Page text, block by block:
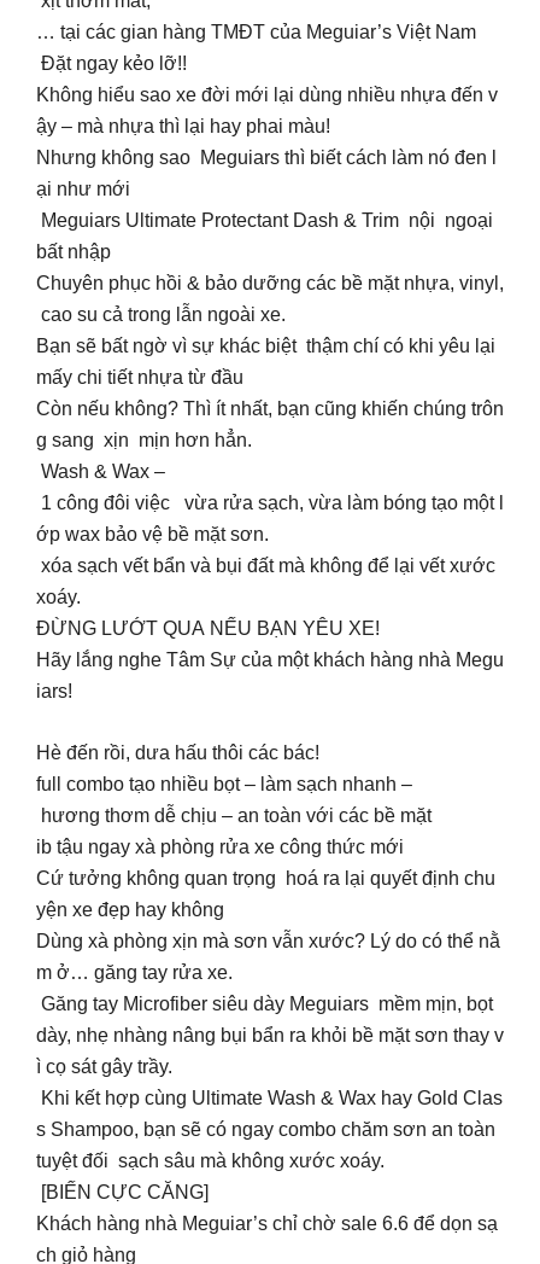
… tại các gian hàng TMĐT của Meguiar’s Việt Nam
Đặt ngay kẻo lỡ!!
Không hiểu sao xe đời mới lại dùng nhiều nhựa đến v
ậy – mà nhựa thì lại hay phai màu! ‍
Nhưng không sao ️️️ Meguiars thì biết cách làm nó đen l
ại như mới
Meguiars Ultimate Protectant Dash & Trim nội ngoại
bất nhập
Chuyên phục hồi & bảo dưỡng các bề mặt nhựa, vinyl,
cao su cả trong lẫn ngoài xe.
Bạn sẽ bất ngờ vì sự khác biệt thậm chí có khi yêu lại
mấy chi tiết nhựa từ đầu
Còn nếu không? Thì ít nhất, bạn cũng khiến chúng trôn
g sang xịn mịn hơn hẳn.
Wash & Wax –
1 công đôi việc vừa rửa sạch, vừa làm bóng tạo một l
ớp wax bảo vệ bề mặt sơn.
xóa sạch vết bẩn và bụi đất mà không để lại vết xước
xoáy.
ĐỪNG LƯỚT QUA NẾU BẠN YÊU XE!
Hãy lắng nghe Tâm Sự của một khách hàng nhà Megu
iars!
Hè đến rồi, dưa hấu thôi các bác!
full combo tạo nhiều bọt – làm sạch nhanh –
hương thơm dễ chịu – an toàn với các bề mặt
ib tậu ngay xà phòng rửa xe công thức mới
Cứ tưởng không quan trọng hoá ra lại quyết định chu
yện xe đẹp hay không
Dùng xà phòng xịn mà sơn vẫn xước? Lý do có thể nằ
m ở… găng tay rửa xe.
Găng tay Microfiber siêu dày Meguiars mềm mịn, bọt
dày, nhẹ nhàng nâng bụi bẩn ra khỏi bề mặt sơn thay v
ì cọ sát gây trầy.
Khi kết hợp cùng Ultimate Wash & Wax hay Gold Clas
s Shampoo, bạn sẽ có ngay combo chăm sơn an toàn
tuyệt đối sạch sâu mà không xước xoáy.
[BIẾN CỰC CĂNG]
Khách hàng nhà Meguiar’s chỉ chờ sale 6.6 để dọn sạ
ch giỏ hàng